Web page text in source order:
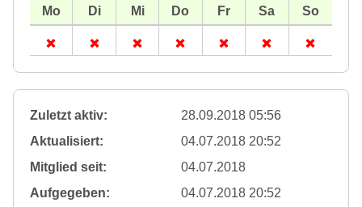
Zuletzt aktiv:
28.09.2018 05:56
Aktualisiert:
04.07.2018 20:52
Mitglied seit:
04.07.2018
Aufgegeben:
04.07.2018 20:52